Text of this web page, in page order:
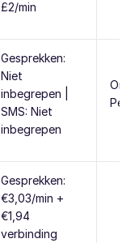
£2/min
Gesprekken:
Niet
inbegrepen |
SMS: Niet
inbegrepen
Peru
Gesprekken:
€3,03/min +
€1,94
verbinding